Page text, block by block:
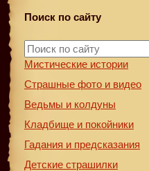
Поиск по сайту
Мистические истории
Страшные фото и видео
Ведьмы и колдуны
Кладбище и покойники
Гадания и предсказания
Детские страшилки